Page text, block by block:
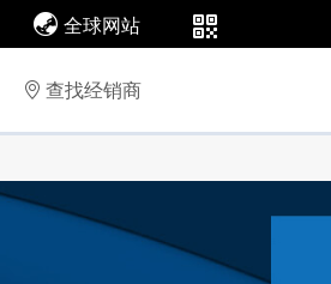
全球网站
查找经销商